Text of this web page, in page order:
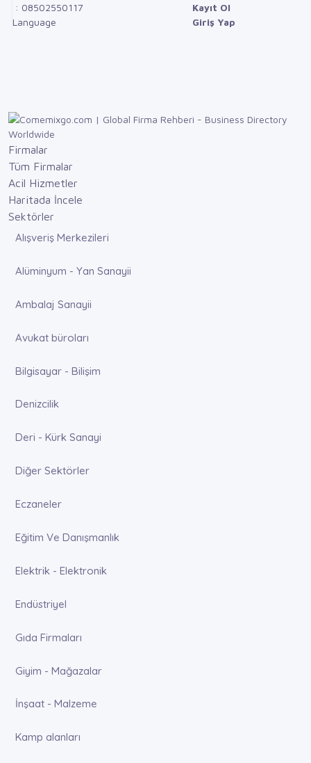
: 08502550117
Language
Kayıt Ol
Giriş Yap
Firmalar
Tüm Firmalar
Acil Hizmetler
Haritada İncele
Sektörler
Alışveriş Merkezileri
Alüminyum - Yan Sanayii
Ambalaj Sanayii
Avukat büroları
Bilgisayar - Bilişim
Denizcilik
Deri - Kürk Sanayi
Diğer Sektörler
Eczaneler
Eğitim Ve Danışmanlık
Elektrik - Elektronik
Endüstriyel
Gıda Firmaları
Giyim - Mağazalar
İnşaat - Malzeme
Kamp alanları